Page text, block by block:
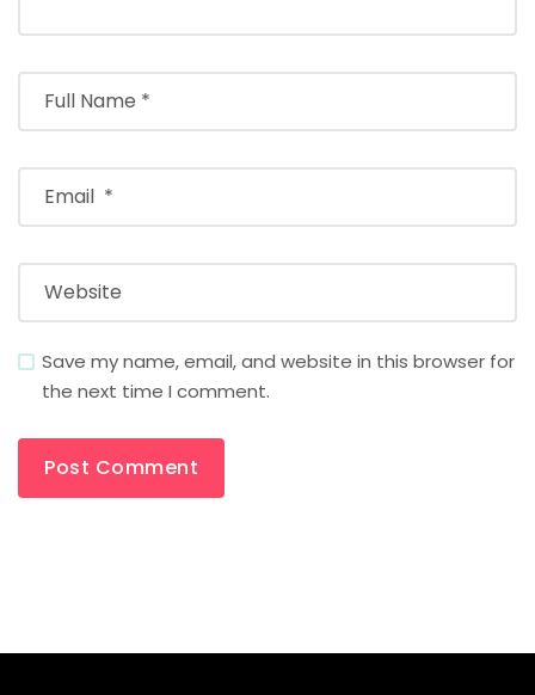
Save my name, email, and website in this browser for
the next time I comment.